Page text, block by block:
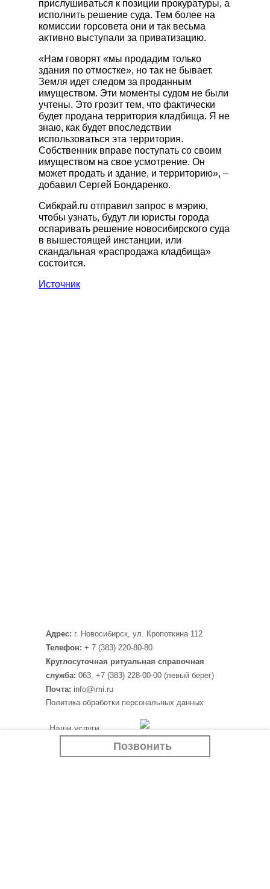
прислушиваться к позиции прокуратуры, а
исполнить решение суда. Тем более на
комиссии горсовета они и так весьма
активно выступали за приватизацию.
«Нам говорят «мы продадим только
здания по отмостке», но так не бывает.
Земля идет следом за проданным
имуществом. Эти моменты судом не были
учтены. Это грозит тем, что фактически
будет продана территория кладбища. Я не
знаю, как будет впоследствии
использоваться эта территория.
Собственник вправе поступать со своим
имуществом на свое усмотрение. Он
может продать и здание, и территорию», –
добавил Сергей Бондаренко.
Сибкрай.ru отправил запрос в мэрию,
чтобы узнать, будут ли юристы города
оспаривать решение новосибирского суда
в вышестоящей инстанции, или
скандальная «распродажа кладбища»
состоится.
Источник
Адрес: г. Новосибирск, ул. Кропоткина 112
Телефон: + 7 (383) 220-80-80
Круглосуточная ритуальная справочная
служба: 063, +7 (383) 228-00-00 (левый берег)
Почта: info@imi.ru
Политика обработки персональных данных
Наши услуги
Ритуальные товары
Программа “Белый
тополь”
Позвонить